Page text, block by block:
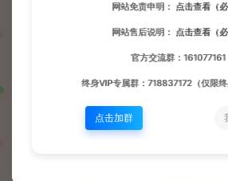
网站免责申明： 点击查看（必
网站售后说明： 点击查看（必
官方交流群：161077161
终身VIP专属群：718837172（仅限终
点击加群